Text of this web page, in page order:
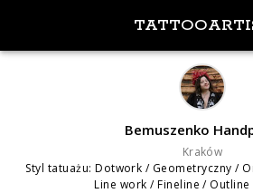
Bemuszenko
Kraków
Styl tatuażu: Dotwork / Geometryczny /
Line work / Fineline / Outline